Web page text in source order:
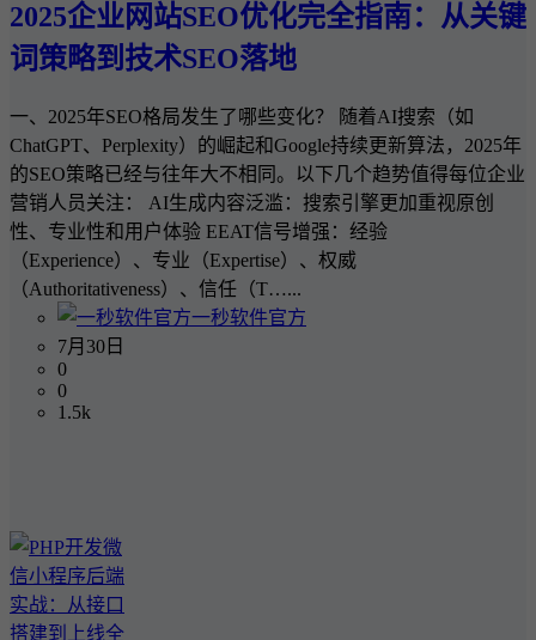
2025企业网站SEO优化完全指南：从关键
词策略到技术SEO落地
一、2025年SEO格局发生了哪些变化？ 随着AI搜索（如
ChatGPT、Perplexity）的崛起和Google持续更新算法，2025年
的SEO策略已经与往年大不相同。以下几个趋势值得每位企业
营销人员关注： AI生成内容泛滥：搜索引擎更加重视原创
性、专业性和用户体验 EEAT信号增强：经验
（Experience）、专业（Expertise）、权威
（Authoritativeness）、信任（T…...
一秒软件官方
7月30日
0
0
1.5k